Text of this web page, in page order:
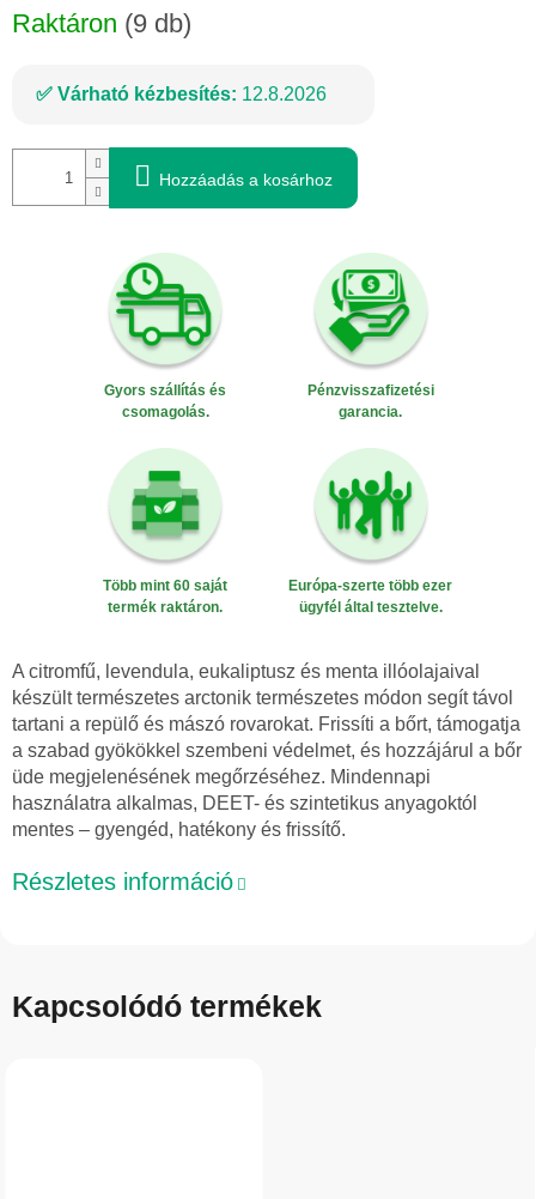
Raktáron (9 db)
Várható kézbesítés: 12.8.2026
Hozzáadás a kosárhoz
Gyors szállítás és
csomagolás.
Pénzvisszafizetési
garancia.
Több mint 60 saját
termék raktáron.
Európa-szerte több ezer
ügyfél által tesztelve.
A citromfű, levendula, eukaliptusz és menta illóolajaival
készült természetes arctonik természetes módon segít távol
tartani a repülő és mászó rovarokat. Frissíti a bőrt, támogatja
a szabad gyökökkel szembeni védelmet, és hozzájárul a bőr
üde megjelenésének megőrzéséhez. Mindennapi
használatra alkalmas, DEET- és szintetikus anyagoktól
mentes – gyengéd, hatékony és frissítő.
Részletes információ
Kapcsolódó termékek